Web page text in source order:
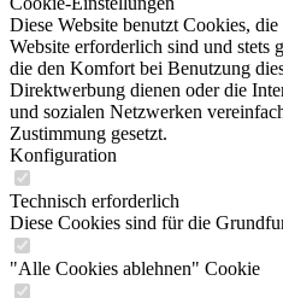
Diese Website benutzt Cookies,
Website erforderlich sind und stets
die den Komfort bei Benutzung
Direktwerbung dienen oder die
und sozialen Netzwerken
Zustimmung gesetzt.
Konfiguration
Technisch erforderlich
Diese Cookies sind für die
"Alle Cookies ablehnen" Cookie